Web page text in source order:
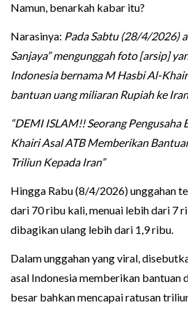
Namun, benarkah kabar itu?
Narasinya: Pada Sabtu (28/4/2026)
Sanjaya” mengunggah foto [arsip]
Indonesia bernama M Hasbi Al-
bantuan uang miliaran Rupiah ke
“DEMI ISLAM!! Seorang Pengusaha
Khairi Asal ATB Memberikan
Triliun Kepada Iran”
Hingga Rabu (8/4/2026) unggahan
dari 70 ribu kali, menuai lebih dari 7
dibagikan ulang lebih dari 1,9 ribu.
Dalam unggahan yang viral,
asal Indonesia memberikan bantuan
besar bahkan mencapai ratusan